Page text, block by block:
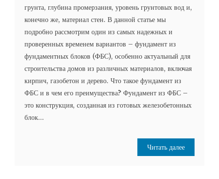
грунта, глубина промерзания, уровень грунтовых вод и,
конечно же, материал стен. В данной статье мы
подробно рассмотрим один из самых надежных и
проверенных временем вариантов – фундамент из
фундаментных блоков (ФБС), особенно актуальный для
строительства домов из различных материалов, включая
кирпич, газобетон и дерево. Что такое фундамент из
ФБС и в чем его преимущества? Фундамент из ФБС –
это конструкция, созданная из готовых железобетонных
блок...
Читать далее